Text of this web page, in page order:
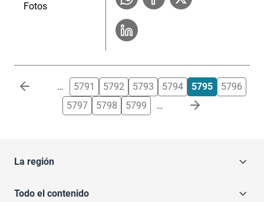
Fotos
Paginación … 5791 5792 5793 5794 5795
5796
5797
5798 5799 …
La región
Todo el contenido